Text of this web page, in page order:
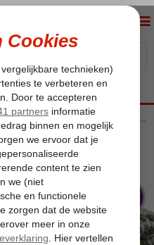
Turkse Riviera Blue Cruise Antalya